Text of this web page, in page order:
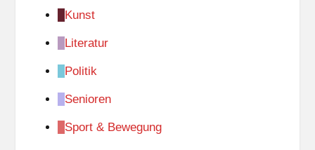
Kunst
Literatur
Politik
Senioren
Sport & Bewegung